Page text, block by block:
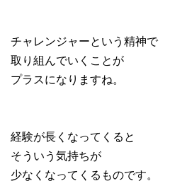
チャレンジャーという精神で
取り組んでいくことが
プラスになりますね。
経験が長くなってくると
そういう気持ちが
少なくなってくるものです。